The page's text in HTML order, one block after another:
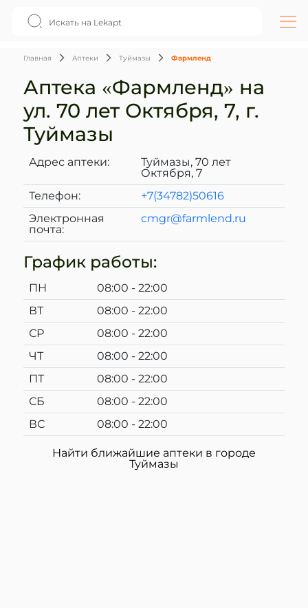
Главная Аптеки Туймазы Фармленд
Аптека «Фармленд» на
ул. 70 лет Октября, 7, г.
Туймазы
Адрес аптеки:
Туймазы, 70 лет
Октября, 7
Телефон:
+7(34782)50616
Электронная
почта:
cmgr@farmlend.ru
График работы:
ПН
08:00 - 22:00
ВТ
08:00 - 22:00
СР
08:00 - 22:00
ЧТ
08:00 - 22:00
ПТ
08:00 - 22:00
СБ
08:00 - 22:00
ВС
08:00 - 22:00
Найти ближайшие аптеки в городе
Туймазы